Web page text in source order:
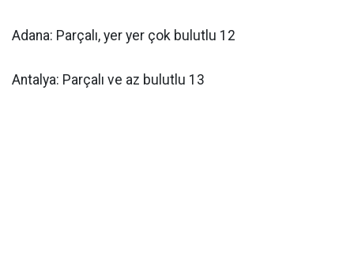
Adana: Parçalı, yer yer çok bulutlu 12
Antalya: Parçalı ve az bulutlu 13